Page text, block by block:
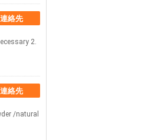
連絡先
2.
連絡先
/natural